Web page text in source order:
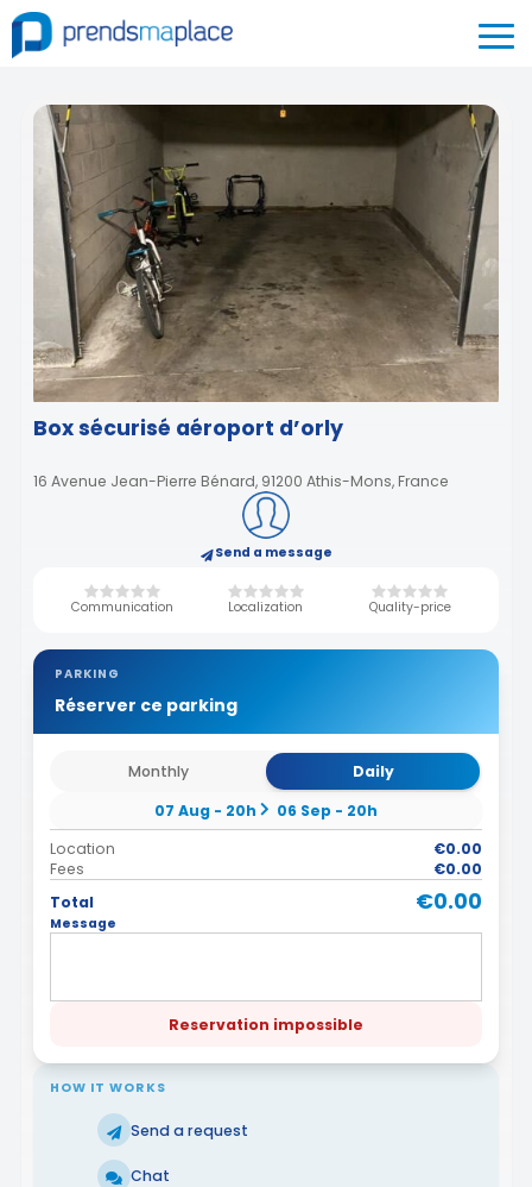
Box sécurisé aéroport d’orly
16 Avenue Jean-Pierre Bénard, 91200 Athis-Mons, France
Send a message
Communication Localization Quality-price
PARKING
Réserver ce parking
Monthly
Daily
07 Aug - 20h
06 Sep - 20h
Location
€0.00
Fees
€0.00
Total
€0.00
Message
Reservation impossible
HOW IT WORKS
Send a request
Chat